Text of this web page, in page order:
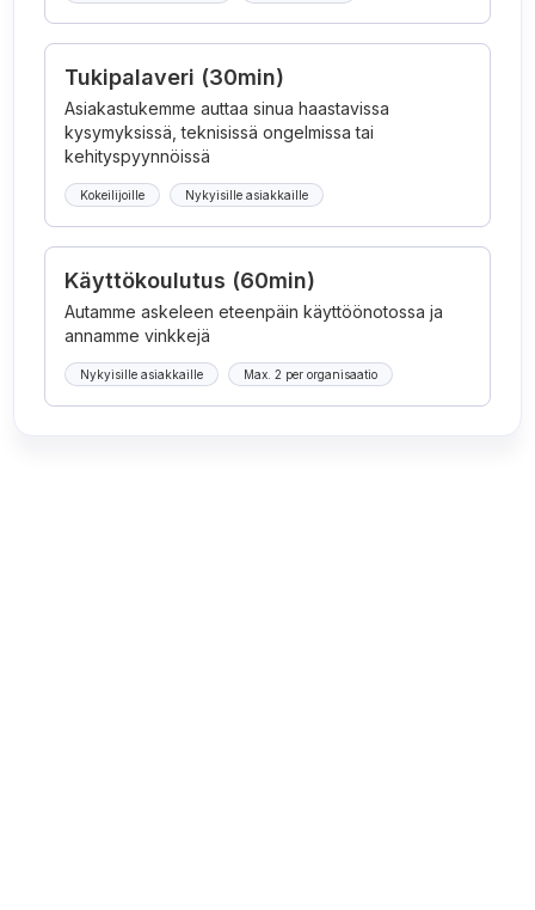
Tukipalaveri (30min)
Asiakastukemme auttaa sinua haastavissa
kysymyksissä, teknisissä ongelmissa tai
kehityspyynnöissä
Kokeilijoille Nykyisille asiakkaille
Käyttökoulutus (60min)
Autamme askeleen eteenpäin käyttöönotossa ja
annamme vinkkejä
Nykyisille asiakkaille Max. 2 per organisaatio